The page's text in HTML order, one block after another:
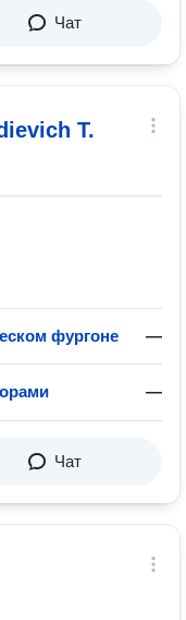
Чат
T.
фургоне —
—
Чат